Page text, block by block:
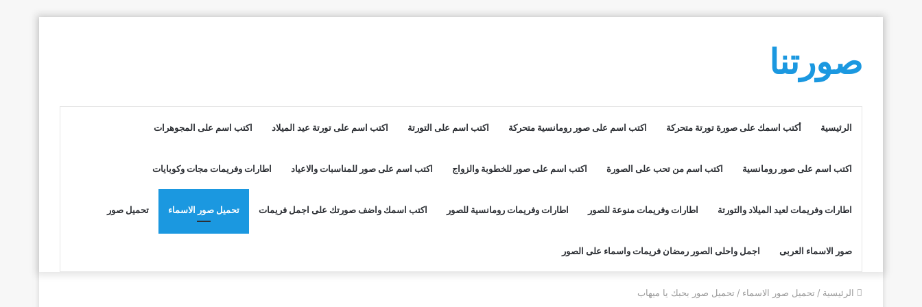
صورتنا
الرئيسية أكتب اسمك على صورة تورتة متحركة اكتب اسم على صور رومانسية متحركة اكتب اسم على التورتة اكتب اسم على تورتة عيد الميلاد اكتب اسم على المجوهرات
اكتب اسم على صور رومانسية اكتب اسم من تحب على الصورة اكتب اسم على صور للخطوبة والزواج اكتب اسم على صور للمناسبات والاعياد اطارات وفريمات مجات وكوبايات
اطارات وفريمات لعيد الميلاد والتورتة اطارات وفريمات منوعة للصور اطارات وفريمات رومانسية للصور اكتب اسمك واضف صورتك على اجمل فريمات تحميل صور الاسماء تحميل صور
صور الاسماء العربى اجمل واحلى الصور رمضان فريمات واسماء على الصور
الرئيسية / تحميل صور الاسماء / تحميل صور بحبك يا ميهاب